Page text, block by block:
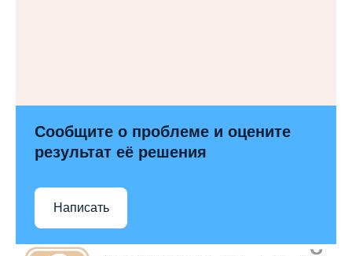
Сообщите о проблеме и оцените
результат её решения
Написать